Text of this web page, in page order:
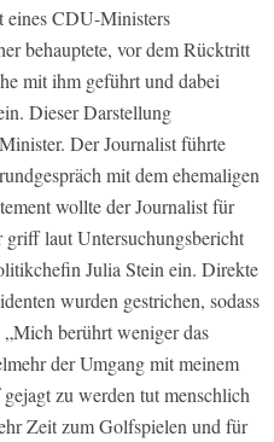
eines CDU-Ministers
behauptete, vor dem Rücktritt
mit ihm geführt und dabei
Dieser Darstellung
Der Journalist führte
mit dem ehemaligen
wollte der Journalist für
laut Untersuchungsbericht
Julia Stein ein. Direkte
wurden gestrichen, sodass
berührt weniger das
der Umgang mit meinem
zu werden tut menschlich
Zeit zum Golfspielen und für